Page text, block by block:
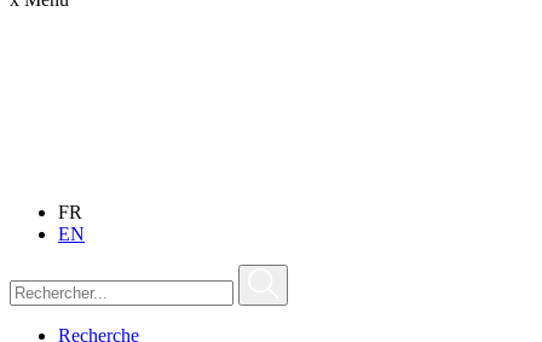
FR
EN
Recherche